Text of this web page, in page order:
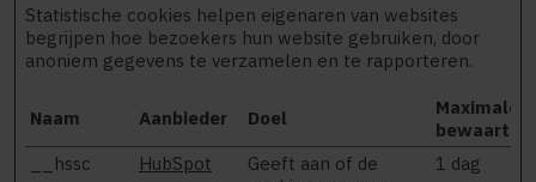
Statistische cookies helpen eigenaren van websites
begrijpen hoe bezoekers hun website gebruiken, door
anoniem gegevens te verzamelen en te rapporteren.
Naam Aanbieder Doel
Maximale
__hssc
HubSpot
Geeft aan of de
1 dag